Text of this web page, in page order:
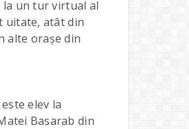
la un tur virtual al
uitate, atât din
alte orașe din
elev la
Basarab din